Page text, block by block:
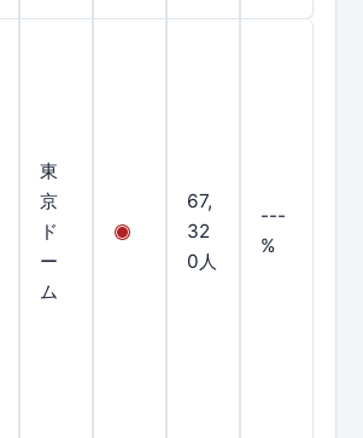
東
京
ド
ー
ム
67,
32
0人
---
%